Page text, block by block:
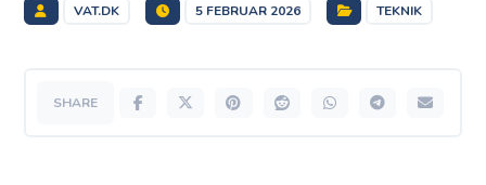
VAT.DK 5 FEBRUAR 2026 TEKNIK